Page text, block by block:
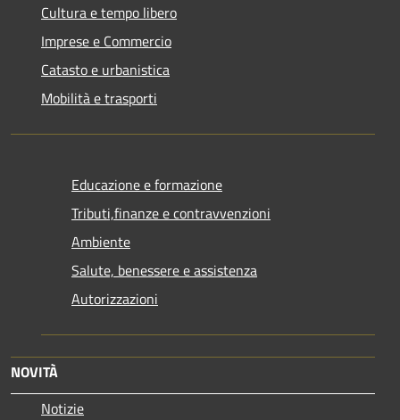
Cultura e tempo libero
Imprese e Commercio
Catasto e urbanistica
Mobilità e trasporti
Educazione e formazione
Tributi,finanze e contravvenzioni
Ambiente
Salute, benessere e assistenza
Autorizzazioni
NOVITÀ
Notizie